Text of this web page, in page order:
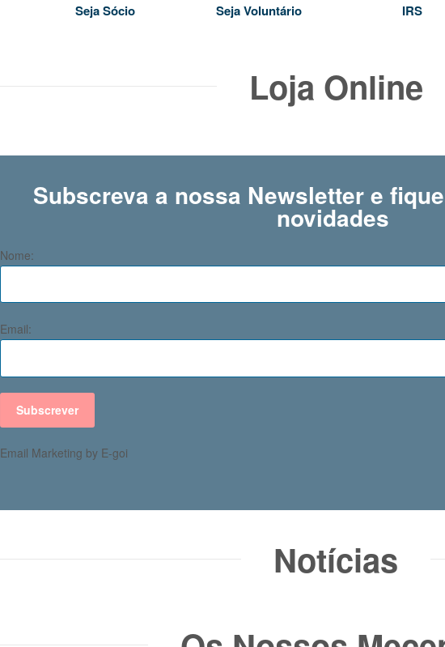
Seja Sócio Seja Voluntário IRS
Loja Online
Subscreva a nossa Newsletter e
novidades ​
Nome:
Email:
Subscrever
Email Marketing by E-goi
Notícias​